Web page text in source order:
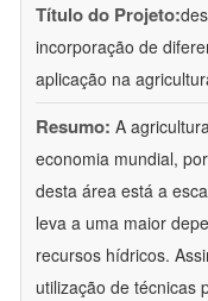
Título do Projeto:
incorporação de
aplicação na
Resumo: A
economia mundial,
desta área está a
leva a uma maior
recursos hídricos.
utilização de técnicas